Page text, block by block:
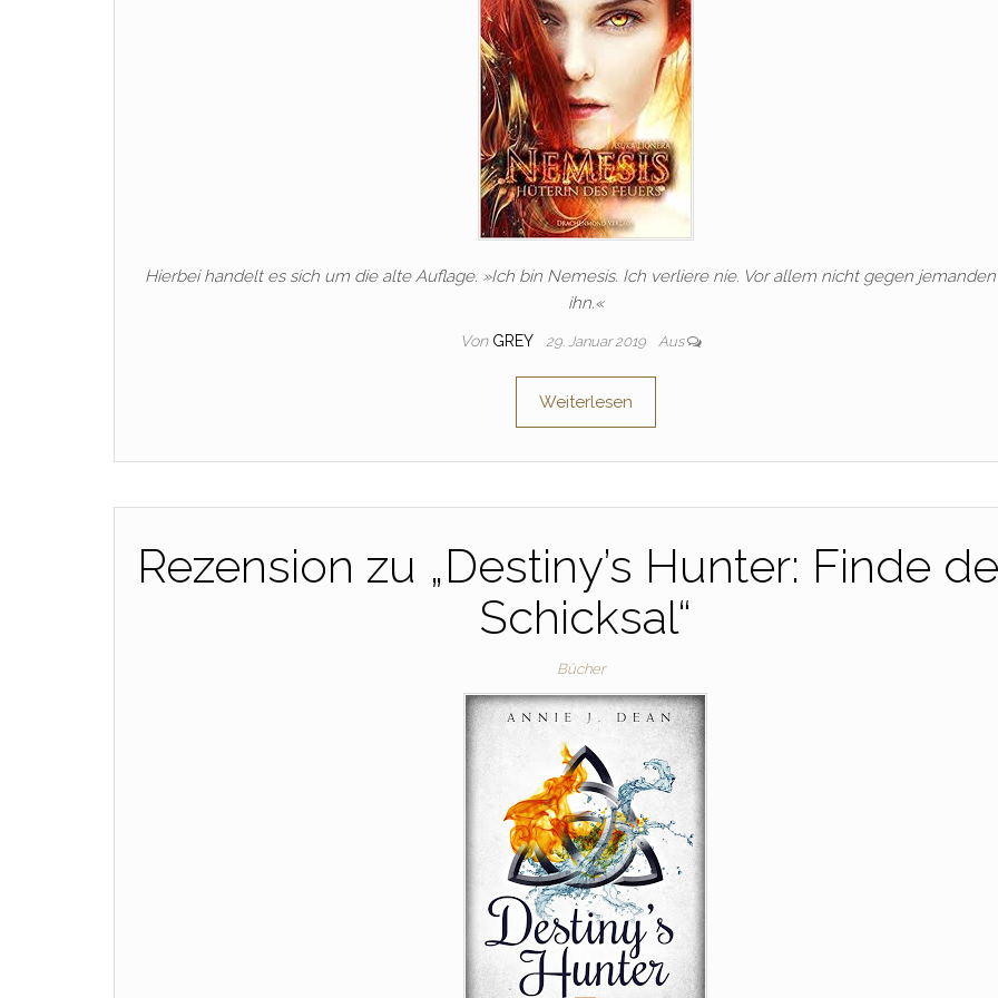
Hierbei handelt es sich um die alte Auflage. »Ich bin Nemesis. Ich verliere nie. Vor allem nicht gegen
ihn.«
Von GREY 29. Januar 2019 Aus
Weiterlesen
Rezension zu „Destiny’s Hunter: Finde
Schicksal“
Bücher